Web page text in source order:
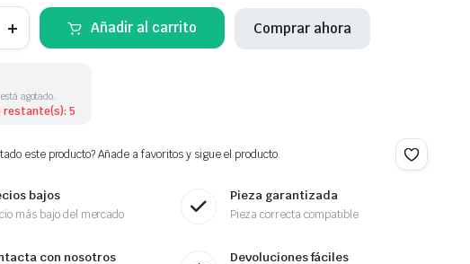
Añadir al carrito Comprar ahora
agotado.
5
este producto? Añade a favoritos y sigue el producto.
bajos
más bajo del mercado
Pieza garantizada
Pieza correcta compatible
con nosotros Devoluciones fáciles